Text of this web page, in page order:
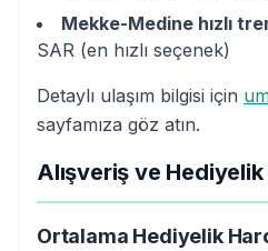
Mekke-Medine hızlı
SAR (en hızlı seçenek)
Detaylı ulaşım bilgisi için
sayfamıza göz atın.
Alışveriş ve
Ortalama Hediyelik